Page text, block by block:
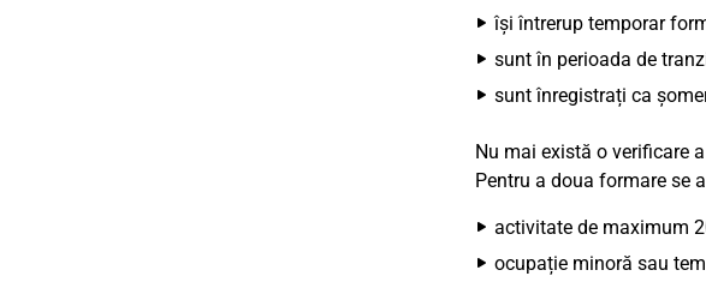
își întrerup temporar
sunt în perioada de
sunt înregistrați ca
Nu mai există o verificare
Pentru a doua formare se
activitate de maximum
ocupație minoră sau